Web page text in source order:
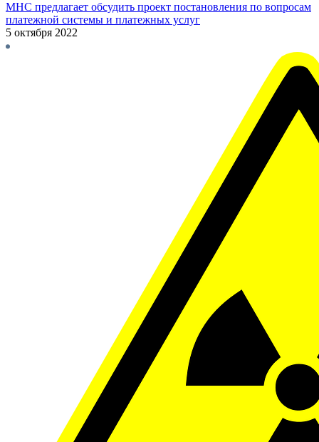
МНС предлагает обсудить проект постановления по вопросам
платежной системы и платежных услуг
5 октября 2022